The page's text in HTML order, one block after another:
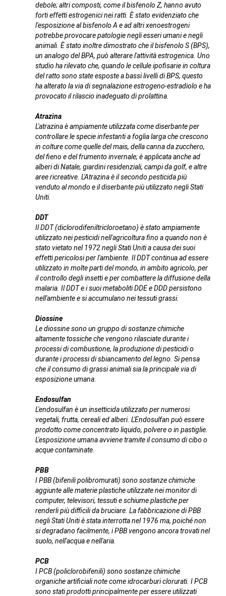
debole; altri composti, come il bisfenolo Z, hanno avuto
forti effetti estrogenici nei ratti. È stato evidenziato che
l'esposizione al bisfenolo A e ad altri xenoestrogeni
potrebbe provocare patologie negli esseri umani e negli
animali. È stato inoltre dimostrato che il bisfenolo S (BPS),
un analogo del BPA, può alterare l'attività estrogenica. Uno
studio ha rilevato che, quando le cellule ipofisarie in coltura
del ratto sono state esposte a bassi livelli di BPS, questo
ha alterato la via di segnalazione estrogeno-estradiolo e ha
provocato il rilascio inadeguato di prolattina.
Atrazina
L'atrazina è ampiamente utilizzata come diserbante per
controllare le specie infestanti a foglia larga che crescono
in colture come quelle del mais, della canna da zucchero,
del fieno e del frumento invernale; è applicata anche ad
alberi di Natale, giardini residenziali, campi da golf, e altre
aree ricreative. L'Atrazina è il secondo pesticida più
venduto al mondo e il diserbante più utilizzato negli Stati
Uniti.
DDT
Il DDT (diclorodifeniltricloroetano) è stato ampiamente
utilizzato nei pesticidi nell'agricoltura fino a quando non è
stato vietato nel 1972 negli Stati Uniti a causa dei suoi
effetti pericolosi per l'ambiente. Il DDT continua ad essere
utilizzato in molte parti del mondo, in ambito agricolo, per
il controllo degli insetti e per combattere la diffusione della
malaria. Il DDT e i suoi metaboliti DDE e DDD persistono
nell'ambiente e si accumulano nei tessuti grassi.
Diossine
Le diossine sono un gruppo di sostanze chimiche
altamente tossiche che vengono rilasciate durante i
processi di combustione, la produzione di pesticidi o
durante i processi di sbiancamento del legno. Si pensa
che il consumo di grassi animali sia la principale via di
esposizione umana.
Endosulfan
L'endosulfan è un insetticida utilizzato per numerosi
vegetali, frutta, cereali ed alberi. L'Endosulfan può essere
prodotto come concentrato liquido, polvere o in pastiglie.
L'esposizione umana avviene tramite il consumo di cibo o
acque contaminate.
PBB
I PBB (bifenili polibromurati) sono sostanze chimiche
aggiunte alle materie plastiche utilizzate nei monitor di
computer, televisori, tessuti e schiume plastiche per
renderli più difficili da bruciare. La fabbricazione di PBB
negli Stati Uniti è stata interrotta nel 1976 ma, poiché non
si degradano facilmente, i PBB vengono ancora trovati nel
suolo, nell'acqua e nell'aria.
PCB
I PCB (policlorobifenili) sono sostanze chimiche
organiche artificiali note come idrocarburi clorurati. I PCB
sono stati prodotti principalmente per essere utilizzati